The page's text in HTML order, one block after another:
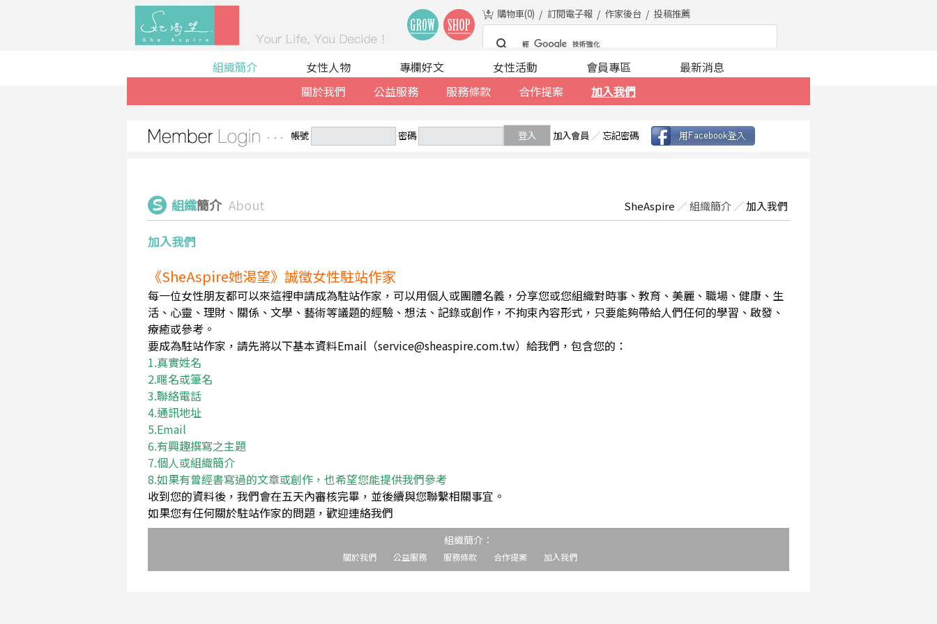
購物車(0) 訂閱電子報 作家後台 投稿推薦
組織簡介
關於我們
公益服務 服務條款 合作提案 加入我們
女性人物 專欄好文 女性活動 會員專區 最新消息
帳號 密碼 登入 加入會員 ／ 忘記密碼
組織簡介 About SheAspire ／組織簡介 ／加入我們
加入我們
《SheAspire她渴望》誠徵女性駐站作家
每一位女性朋友都可以來這裡申請成為駐站作家，可以用個人或團體名義，分享您或您組織對時事、教育、美麗、職場、健康、生
活、心靈、理財、關係、文學、藝術等議題的經驗、想法、記錄或創作，不拘束內容形式，只要能夠帶給人們任何的學習、啟發、
療癒或參考。
要成為駐站作家，請先將以下基本資料Email（service@sheaspire.com.tw）給我們，包含您的：
1.真實姓名
2.暱名或筆名
3.聯絡電話
4.通訊地址
5.Email
6.有興趣撰寫之主題
7.個人或組織簡介
8.如果有曾經書寫過的文章或創作，也希望您能提供我們參考
收到您的資料後，我們會在五天內審核完畢，並後續與您聯繫相關事宜。
如果您有任何關於駐站作家的問題，歡迎連絡我們
組織簡介：
關於我們 公益服務 服務條款 合作提案 加入我們